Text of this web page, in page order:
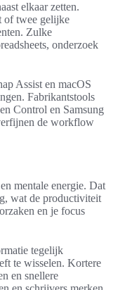
elkaar zetten.
of twee gelijke
Zulke
onderzoek
Assist en macOS
Fabrikantstools
Control en Samsung
de workflow
mentale energie. Dat
wat de productiviteit
en je focus
tegelijk
te wisselen. Kortere
en snellere